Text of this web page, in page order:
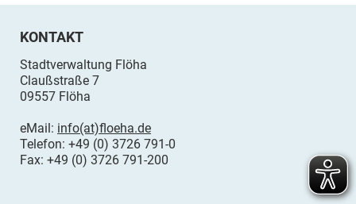
KONTAKT
Stadtverwaltung Flöha
Claußstraße 7
09557 Flöha
eMail: info(at)floeha.de
Telefon: +49 (0) 3726 791-0
Fax: +49 (0) 3726 791-200